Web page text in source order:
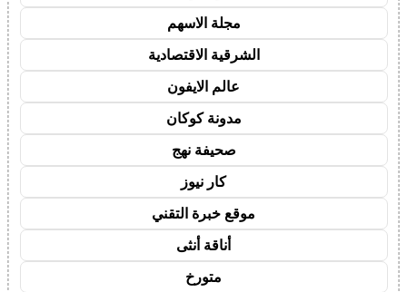
مجلة الاسهم
الشرقية الاقتصادية
عالم الايفون
مدونة كوكان
صحيفة نهج
كار نيوز
موقع خبرة التقني
أناقة أنثى
متورخ